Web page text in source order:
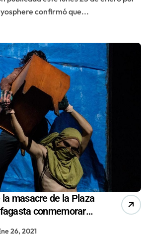
confirmó que...
masacre de la Plaza
conmemorarán
26, 2021